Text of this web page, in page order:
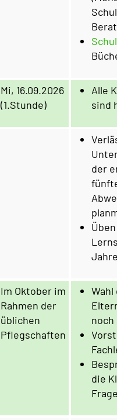
Mi, 16.09.2026
(1.Stunde)
Alle
sind
der
Im Oktober im
Rahmen der
üblichen
Pflegschaften
Wahl
die